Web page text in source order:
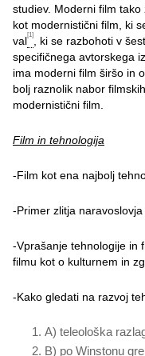
studiev. Moderni film
kot modernistični film, ki
val[1]
, ki se razbohoti v
specifičnega avtorskega
ima moderni film širšo in
bolj raznolik nabor
modernistični film.
Film in tehnologija
-Film kot ena najbolj
-Primer zlitja
-Vprašanje tehnologije in
filmu kot o kulturnem in
-Kako gledati na razvoj
A) teleološka
B) po Winstonu